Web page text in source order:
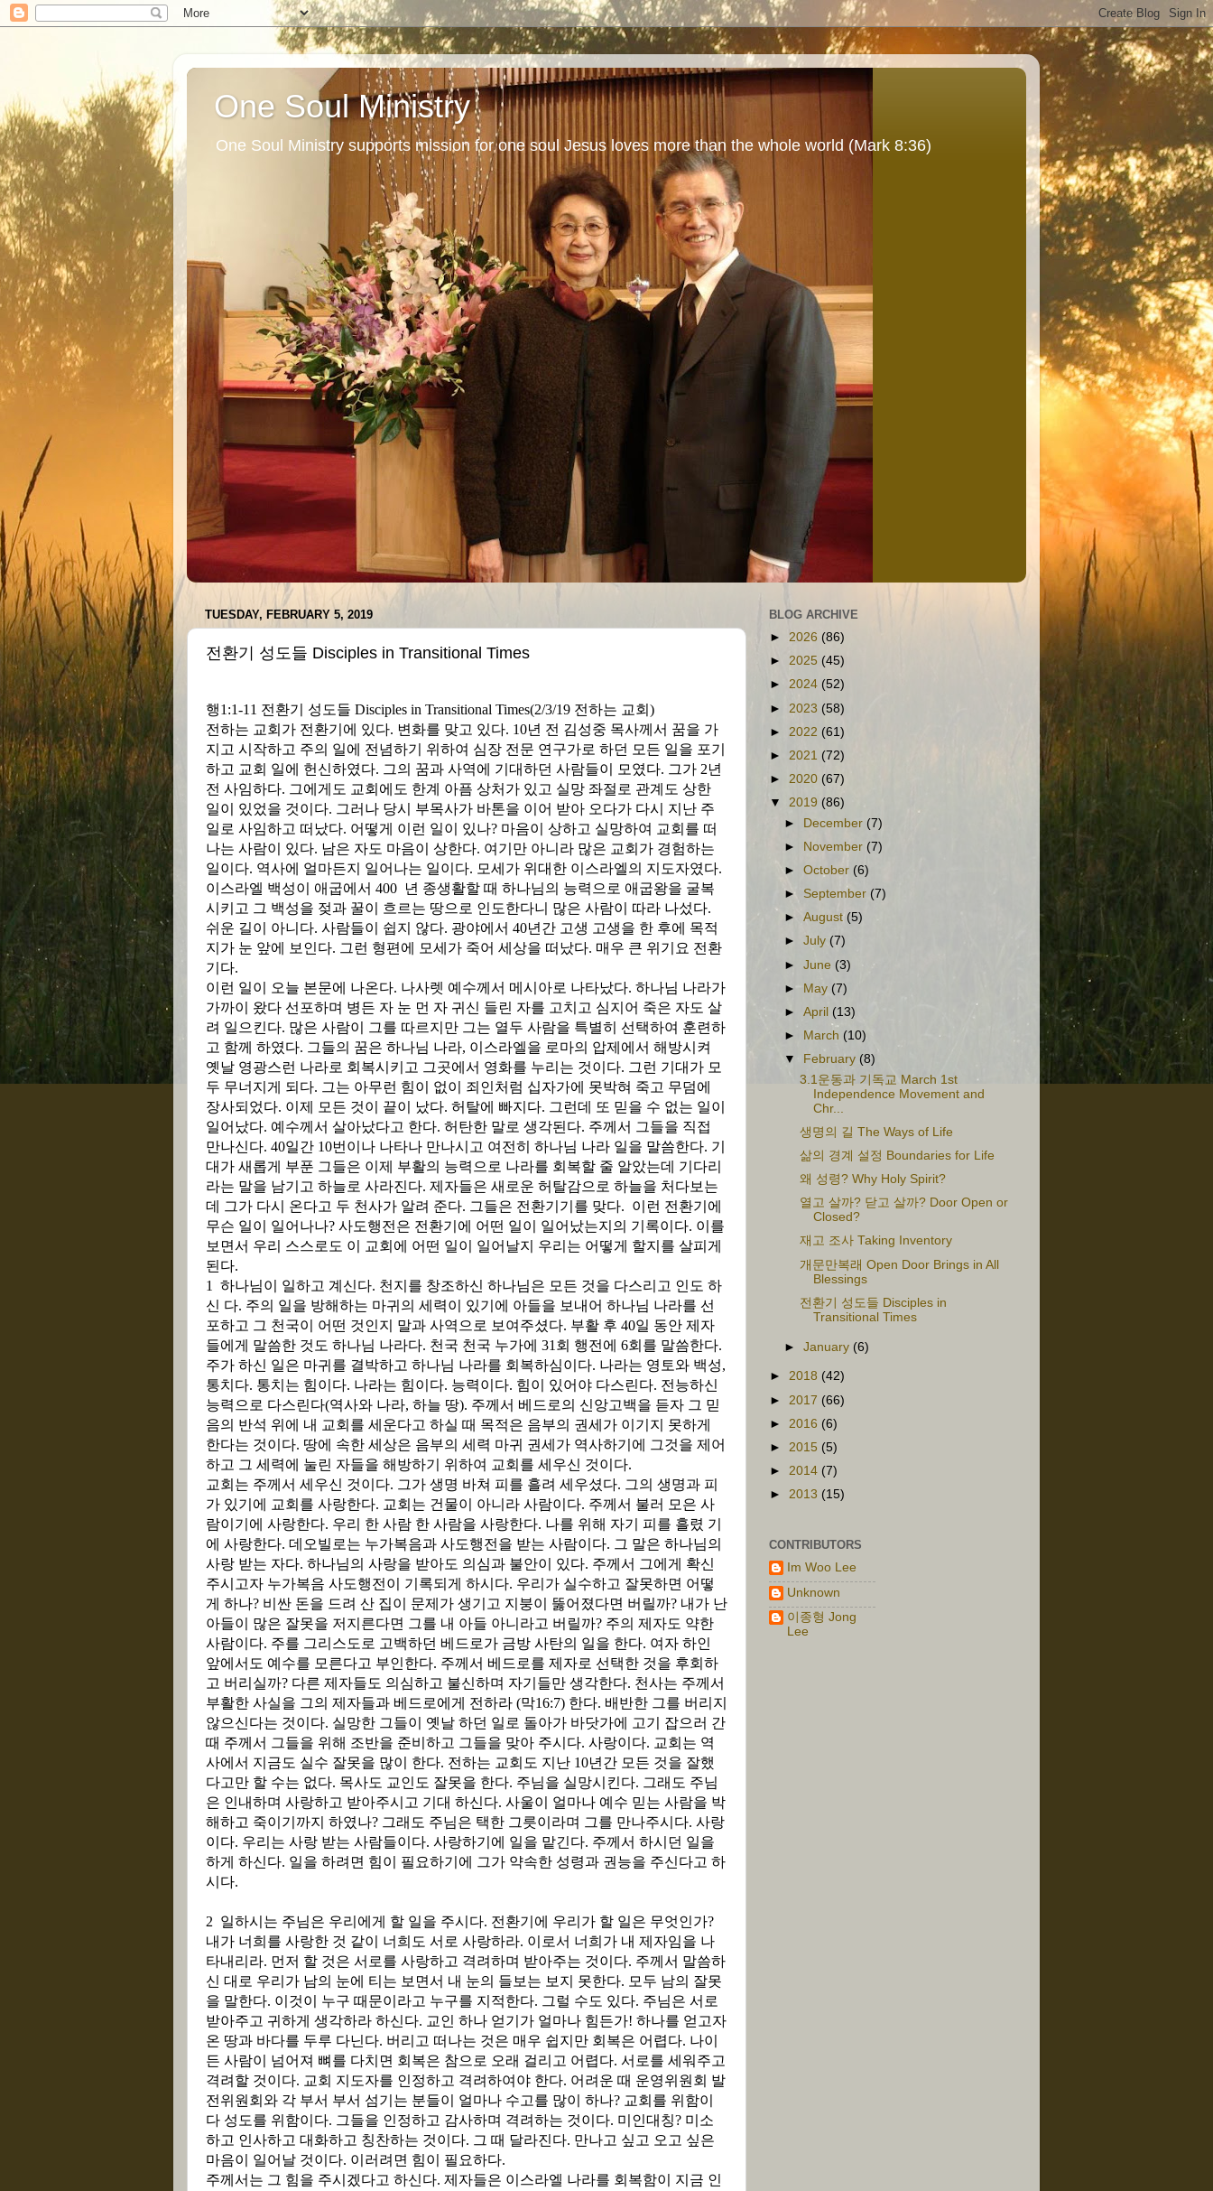
One Soul Ministry
One Soul Ministry supports mission for one soul Jesus loves more than the whole world (Mark 8:36)
TUESDAY, FEBRUARY 5, 2019
전환기 성도들 Disciples in Transitional Times
행1:1-11 전환기 성도들 Disciples in Transitional Times(2/3/19 전하는 교회 )
전하는 교회가 전환기에 있다. 변화를 맞고 있다. 10년 전 김성중 목사께서 꿈을 가
지고 시작하고 주의 일에 전념하기 위하여 심장 전문 연구가로 하던 모든 일을 포기
하고 교회 일에 헌신하였다. 그의 꿈과 사역에 기대하던 사람들이 모였다. 그가 2년
전 사임하다. 그에게도 교회에도 한계 아픔 상처가 있고 실망 좌절로 관계도 상한
일이 있었을 것이다. 그러나 당시 부목사가 바톤을 이어 받아 오다가 다시 지난 주
일로 사임하고 떠났다. 어떻게 이런 일이 있나? 마음이 상하고 실망하여 교회를 떠
나는 사람이 있다. 남은 자도 마음이 상한다. 여기만 아니라 많은 교회가 경험하는
일이다. 역사에 얼마든지 일어나는 일이다. 모세가 위대한 이스라엘의 지도자였다.
이스라엘 백성이 애굽에서 400 년 종생활할 때 하나님의 능력으로 애굽왕을 굴복
시키고 그 백성을 젖과 꿀이 흐르는 땅으로 인도한다니 많은 사람이 따라 나섰다.
쉬운 길이 아니다. 사람들이 쉽지 않다. 광야에서 40년간 고생 고생을 한 후에 목적
지가 눈 앞에 보인다. 그런 형편에 모세가 죽어 세상을 떠났다. 매우 큰 위기요 전환
기다.
이런 일이 오늘 본문에 나온다. 나사렛 예수께서 메시아로 나타났다. 하나님 나라가
가까이 왔다 선포하며 병든 자 눈 먼 자 귀신 들린 자를 고치고 심지어 죽은 자도 살
려 일으킨다. 많은 사람이 그를 따르지만 그는 열두 사람을 특별히 선택하여 훈련하
고 함께 하였다. 그들의 꿈은 하나님 나라, 이스라엘을 로마의 압제에서 해방시켜
옛날 영광스런 나라로 회복시키고 그곳에서 영화를 누리는 것이다. 그런 기대가 모
두 무너지게 되다. 그는 아무런 힘이 없이 죄인처럼 십자가에 못박혀 죽고 무덤에
장사되었다. 이제 모든 것이 끝이 났다. 허탈에 빠지다. 그런데 또 믿을 수 없는 일이
일어났다. 예수께서 살아났다고 한다. 허탄한 말로 생각된다. 주께서 그들을 직접
만나신다. 40일간 10번이나 나타나 만나시고 여전히 하나님 나라 일을 말씀한다. 기
대가 새롭게 부푼 그들은 이제 부활의 능력으로 나라를 회복할 줄 알았는데 기다리
라는 말을 남기고 하늘로 사라진다. 제자들은 새로운 허탈감으로 하늘을 처다보는
데 그가 다시 온다고 두 천사가 알려 준다. 그들은 전환기기를 맞다. 이런 전환기에
무슨 일이 일어나나? 사도행전은 전환기에 어떤 일이 일어났는지의 기록이다. 이를
보면서 우리 스스로도 이 교회에 어떤 일이 일어날지 우리는 어떻게 할지를 살피게
된다.
1
하나님이 일하고 계신다. 천지를 창조하신 하나님은 모든 것을 다스리고 인도 하
신 다. 주의 일을 방해하는 마귀의 세력이 있기에 아들을 보내어 하나님 나라를 선
포하고 그 천국이 어떤 것인지 말과 사역으로 보여주셨다. 부활 후 40일 동안 제자
들에게 말씀한 것도 하나님 나라다. 천국 천국 누가에 31 회 행전에 6회를 말씀한다.
주가 하신 일은 마귀를 결박하고 하나님 나라를 회복하심이다. 나라는 영토와 백성,
통치다. 통치는 힘이다. 나라는 힘이다. 능력이다. 힘이 있어야 다스린다. 전능하신
능력으로 다스린다(역사와 나라, 하늘 땅). 주께서 베드로의 신앙고백을 듣자 그 믿
음의 반석 위에 내 교회를 세운다고 하실 때 목적은 음부의 권세가 이기지 못하게
한다는 것이다. 땅에 속한 세상은 음부의 세력 마귀 권세가 역사하기에 그것을 제어
하고 그 세력에 눌린 자들을 해방하기 위하여 교회를 세우신 것이다.
교회는 주께서 세우신 것이다. 그가 생명 바쳐 피를 흘려 세우셨다. 그의 생명과 피
가 있기에 교회를 사랑한다. 교회는 건물이 아니라 사람이다. 주께서 불러 모은 사
람이기에 사랑한다. 우리 한 사람 한 사람을 사랑한다. 나를 위해 자기 피를 흘렸 기
에 사랑한다. 데오빌로는 누가복음과 사도행전을 받는 사람이다. 그 말은 하나님의
사랑 받는 자다. 하나님의 사랑을 받아도 의심과 불안이 있다. 주께서 그에게 확신
주시고자 누가복음 사도행전이 기록되게 하시다. 우리가 실수하고 잘못하면 어떻
게 하나? 비싼 돈을 드려 산 집이 문제가 생기고 지붕이 뚫어졌다면 버릴까? 내가 난
아들이 많은 잘못을 저지른다면 그를 내 아들 아니라고 버릴까? 주의 제자도 약한
사람이다. 주를 그리스도로 고백하던 베드로가 금방 사탄의 일을 한다. 여자 하인
앞에서도 예수를 모른다고 부인한다. 주께서 베드로를 제자로 선택한 것을 후회하
고 버리실까? 다른 제자들도 의심하고 불신하며 자기들만 생각한다. 천사는 주께서
부활한 사실을 그의 제자들과 베드로에게 전하라 (막16:7) 한다. 배반한 그를 버리지
않으신다는 것이다. 실망한 그들이 옛날 하던 일로 돌아가 바닷가에 고기 잡으러 간
때 주께서 그들을 위해 조반을 준비하고 그들을 맞아 주시다. 사랑이다. 교회는 역
사에서 지금도 실수 잘못을 많이 한다. 전하는 교회도 지난 10년간 모든 것을 잘했
다고만 할 수는 없다. 목사도 교인도 잘못을 한다. 주님을 실망시킨다. 그래도 주님
은 인내하며 사랑하고 받아주시고 기대 하신다. 사울이 얼마나 예수 믿는 사람을 박
해하고 죽이기까지 하였나? 그래도 주님은 택한 그릇이라며 그를 만나주시다. 사랑
이다. 우리는 사랑 받는 사람들이다. 사랑하기에 일을 맡긴다. 주께서 하시던 일을
하게 하신다. 일을 하려면 힘이 필요하기에 그가 약속한 성령과 권능을 주신다고 하
시다.
2 일하시는 주님은 우리에게 할 일을 주시다. 전환기에 우리가 할 일은 무엇인가?
내가 너희를 사랑한 것 같이 너희도 서로 사랑하라. 이로서 너희가 내 제자임을 나
타내리라. 먼저 할 것은 서로를 사랑하고 격려하며 받아주는 것이다. 주께서 말씀하
신 대로 우리가 남의 눈에 티는 보면서 내 눈의 들보는 보지 못한다. 모두 남의 잘못
을 말한다. 이것이 누구 때문이라고 누구를 지적한다. 그럴 수도 있다. 주님은 서로
받아주고 귀하게 생각하라 하신다. 교인 하나 얻기가 얼마나 힘든가! 하나를 얻고자
온 땅과 바다를 두루 다닌다. 버리고 떠나는 것은 매우 쉽지만 회복은 어렵다. 나이
든 사람이 넘어져 뼈를 다치면 회복은 참으로 오래 걸리고 어렵다. 서로를 세워주고
격려할 것이다. 교회 지도자를 인정하고 격려하여야 한다. 어려운 때 운영위원회 발
전위원회와 각 부서 부서 섬기는 분들이 얼마나 수고를 많이 하나? 교회를 위함이
다 성도를 위함이다. 그들을 인정하고 감사하며 격려하는 것이다. 미인대칭? 미소
하고 인사하고 대화하고 칭찬하는 것이다. 그 때 달라진다. 만나고 싶고 오고 싶은
마음이 일어날 것이다. 이러려면 힘이 필요하다.
주께서는 그 힘을 주시겠다고 하신다. 제자들은 이스라엘 나라를 회복함이 지금 인
BLOG ARCHIVE
► 2026 (86)
► 2025 (45)
► 2024 (52)
► 2023 (58)
► 2022 (61)
► 2021 (72)
► 2020 (67)
▼ 2019 (86)
►
December(7)
►
November(7)
►October (6)
►September(7)
►August(5)
►July(7)
►June(3)
► May (7)
►April (13)
►
March(10)
▼
February(8)
3.1운동과 기독교 March 1st
Independence Movement and
Chr...
생명의 길 The Ways of Life
삶의 경계 설정 Boundaries for Life
왜 성령? Why Holy Spirit?
열고 살까? 닫고 살까? Door Open or
Closed?
재고 조사 Taking Inventory
개문만복래 Open Door Brings in All
Blessings
전환기 성도들 Disciples in
Transitional Times
►January (6)
► 2018 (42)
► 2017 (66)
► 2016 (6)
► 2015 (5)
► 2014 (7)
► 2013 (15)
CONTRIBUTORS
Im Woo Lee
Unknown
이종형 Jong
Lee